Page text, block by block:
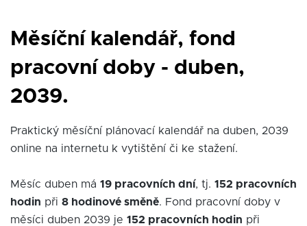
Měsíční kalendář, fond
pracovní doby - duben,
2039.
Praktický měsíční plánovací kalendář na duben, 2039
online na internetu k vytištění či ke stažení.
Měsíc duben má 19 pracovních dní, tj. 152 pracovních
hodin při 8 hodinové směně. Fond pracovní doby v
měsíci duben 2039 je 152 pracovních hodin při